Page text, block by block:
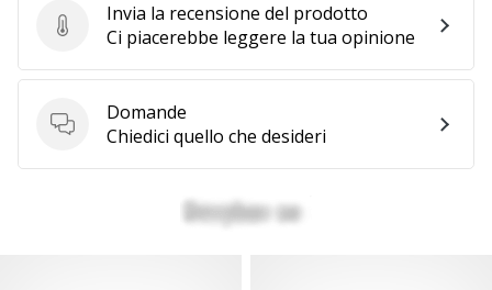
Invia la recensione del prodotto
Invia la recensione del prodotto
Ci piacerebbe leggere la tua opinione
Domande
Domande
Chiedici quello che desideri